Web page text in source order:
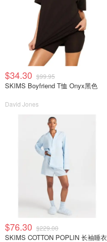
$34.30 $99.95
SKIMS Boyfriend T恤 Onyx黑色
David Jones
$76.30 $229.00
SKIMS COTTON POPLIN 长袖睡衣